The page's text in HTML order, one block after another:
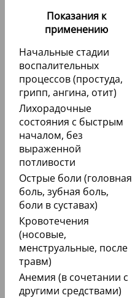
Показания к
применению
Начальные стадии
воспалительных
процессов (простуда,
грипп, ангина, отит)
Лихорадочные
состояния с быстрым
началом, без
выраженной
потливости
Острые боли (головная
боль, зубная боль,
боли в суставах)
Кровотечения
(носовые,
менструальные, после
травм)
Анемия (в сочетании с
другими средствами)